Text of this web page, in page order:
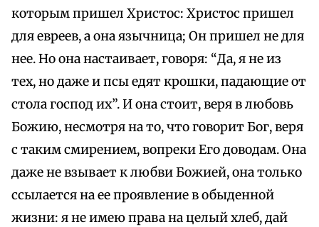
которым пришел Христос: Христос пришел
для евреев, а она язычница; Он пришел не для
нее. Но она настаивает, говоря: “Да, я не из
тех, но даже и псы едят крошки, падающие от
стола господ их”. И она стоит, веря в любовь
Божию, несмотря на то, что говорит Бог, веря
с таким смирением, вопреки Его доводам. Она
даже не взывает к любви Божией, она только
ссылается на ее проявление в обыденной
жизни: я не имею права на целый хлеб, дай